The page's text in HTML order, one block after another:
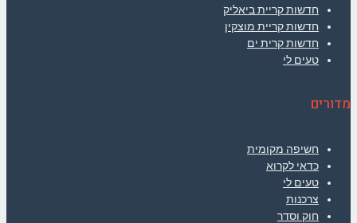
חדשות קריית ביאליק
חדשות קריית מוצקין
חדשות קרית ים
טעים לי
מדורים
חשיפה מקומית
כדאי לקרוא
טעים לי
צרכנות
חוק וסדר